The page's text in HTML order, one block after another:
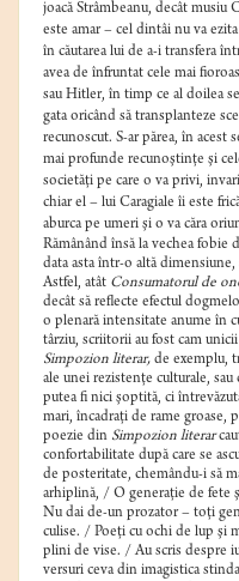
joacă Strâmbeanu, decât musiu
este amar – cel dintâi nu va
în căutarea lui de a-i transfera
avea de înfruntat cele mai
sau Hitler, în timp ce al doilea
gata oricând să transplanteze
recunoscut. S-ar părea, în acest
mai profunde recunoştinţe şi
societăţi pe care o va privi,
chiar el – lui Caragiale îi este
aburca pe umeri şi o va căra
Rămânând însă la vechea fobie
data asta într-o altă
Astfel, atât Consumatorul de
decât să reflecte efectul
o plenară intensitate anume în
târziu, scriitorii au fost cam
Simpozion literar, de exemplu,
ale unei rezistenţe culturale,
putea fi nici şoptită, ci
mari, încadraţi de rame groase,
poezie din Simpozion literar
confortabilitate după care se
de posteritate, chemându-i să
arhiplină, / O generaţie de fete
Nu dai de-un prozator – toţi
culise. / Poeţi cu ochi de lup şi
plini de vise. / Au scris despre
versuri ceva din imagistica